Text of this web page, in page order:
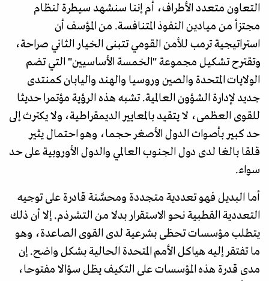
التعاون متعدد الأطراف، أم إننا سنشهد سيطرة لنظام
مجتزأ من ميادين النفوذ المتنافسة. من المؤسف أن
استراتيجية ترمب للأمن القومي تتبنى الخيار الثاني صراحة،
وتقترح تشكيل مجموعة "الخمسة الأساسيين" التي تضم
الولايات المتحدة والصين وروسيا والهند واليابان كمنتدى
جديد لإدارة الشؤون العالمية. تشبه هذه الرؤية مؤتمرا حديثا
للقوى العظمى، لا يتقيد بالمعايير الديمقراطية، ولا يكترث إلى
حد كبير بأصوات الدول الأصغر حجما، وهو احتمال يثير
قلقا بالغا لدى دول الجنوب العالمي والدول الأوروبية على حد
سواء.
أما البديل فهو تعددية متجددة ومحسَّنة قادرة على توجيه
التعددية القطبية نحو الاستقرار بدلا من التشرذم. إلا أن ذلك
يتطلب مؤسسات تحظى بشرعية لدى القوى الصاعدة، وهو
ما تفتقر إليه هياكل الأمم المتحدة الحالية بشكل واضح. إن
مدى قدرة هذه المؤسسات على التكيف يظل سؤالا مفتوحا،